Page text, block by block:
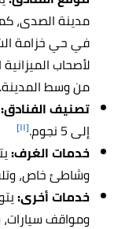
مدينة الصدى،
في حي خزامة
لأصحاب
من وسط المدينة.
تصنيف الفنادق:
إلى 5 نجوم.
[١١]
خدمات الغرف:
وشاطئ خاص،
خدمات أخرى:
ومواقف سيارات،